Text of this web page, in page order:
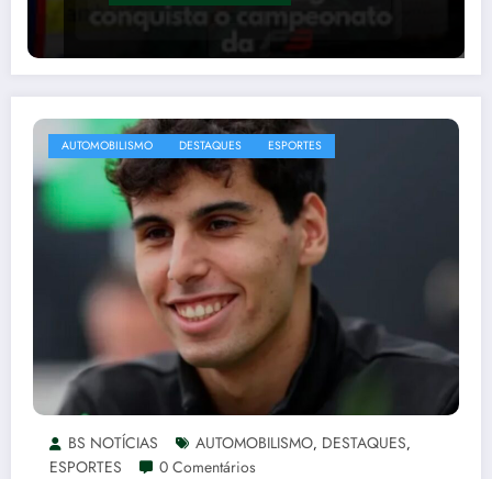
AUTOMOBILISMO DESTAQUES ESPORTES
BS NOTÍCIAS AUTOMOBILISMO, DESTAQUES,
ESPORTES 0 Comentários